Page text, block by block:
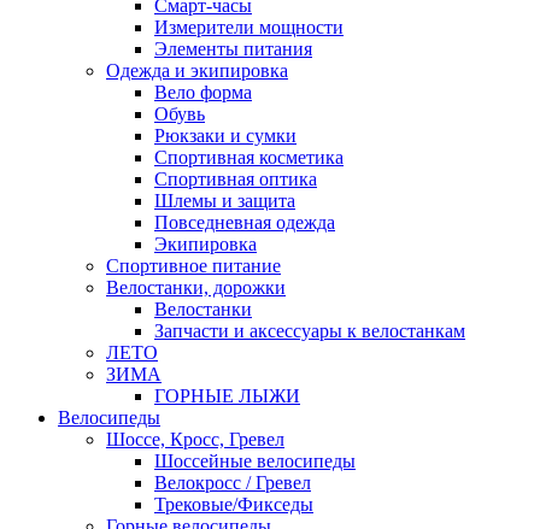
Смарт-часы
Измерители мощности
Элементы питания
Одежда и экипировка
Вело форма
Обувь
Рюкзаки и сумки
Спортивная косметика
Спортивная оптика
Шлемы и защита
Повседневная одежда
Экипировка
Спортивное питание
Велостанки, дорожки
Велостанки
Запчасти и аксессуары к велостанкам
ЛЕТО
ЗИМА
ГОРНЫЕ ЛЫЖИ
Велосипеды
Шоссе, Кросс, Гревел
Шоссейные велосипеды
Велокросс / Гревел
Трековые/Фикседы